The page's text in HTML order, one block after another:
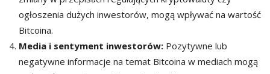
ogłoszenia dużych inwestorów, mogą wpływać na wartość
Bitcoina.
Media i sentyment inwestorów: Pozytywne lub
negatywne informacje na temat Bitcoina w mediach mogą